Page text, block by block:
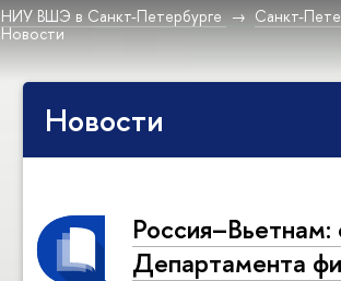
НИУ ВШЭ в Санкт-Петербурге Санкт-
Новости
Новости
Департамента